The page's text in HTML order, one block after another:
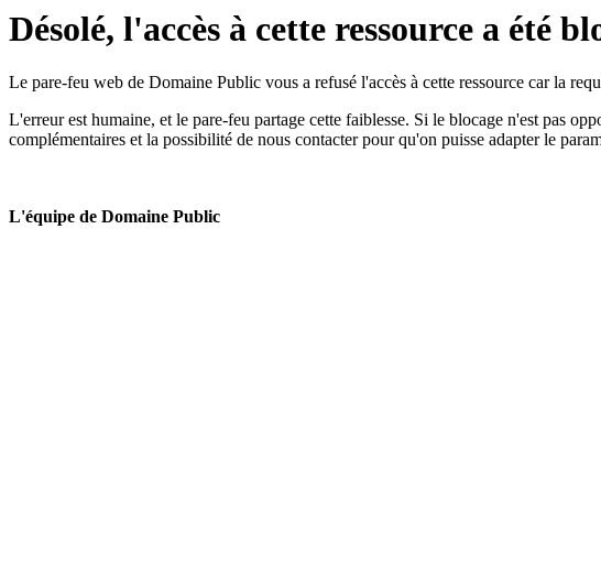
Désolé, l'accès à cette ressource a été
Le pare-feu web de Domaine Public vous a refusé l'accès à cette ressource car la
L'erreur est humaine, et le pare-feu partage cette faiblesse. Si le blocage n'est pas
complémentaires et la possibilité de nous contacter pour qu'on puisse adapter le
L'équipe de Domaine Public